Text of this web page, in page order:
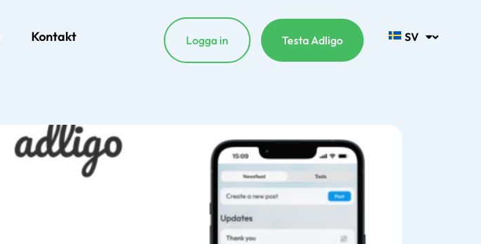
Kontakt Logga in Testa Adligo SV